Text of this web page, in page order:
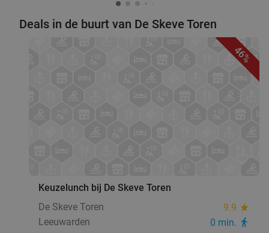
Deals in de buurt van De Skeve Toren
46%
Keuzelunch bij De Skeve Toren
De Skeve Toren
9.9 star
Leeuwarden 0 min. directions_walk